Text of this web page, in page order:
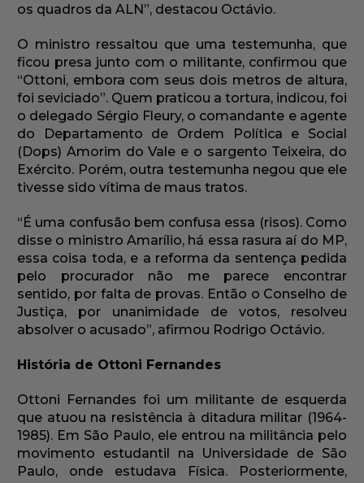
os quadros da ALN”, destacou Octávio.
O ministro ressaltou que uma testemunha, que
ficou presa junto com o militante, confirmou que
“Ottoni, embora com seus dois metros de altura,
foi seviciado”. Quem praticou a tortura, indicou, foi
o delegado Sérgio Fleury, o comandante e agente
do Departamento de Ordem Política e Social
(Dops) Amorim do Vale e o sargento Teixeira, do
Exército. Porém, outra testemunha negou que ele
tivesse sido vítima de maus tratos.
“É uma confusão bem confusa essa (risos). Como
disse o ministro Amarílio, há essa rasura aí do MP,
essa coisa toda, e a reforma da sentença pedida
pelo procurador não me parece encontrar
sentido, por falta de provas. Então o Conselho de
Justiça, por unanimidade de votos, resolveu
absolver o acusado”, afirmou Rodrigo Octávio.
História de Ottoni Fernandes
Ottoni Fernandes foi um militante de esquerda
que atuou na resistência à ditadura militar (1964-
1985). Em São Paulo, ele entrou na militância pelo
movimento estudantil na Universidade de São
Paulo, onde estudava Física. Posteriormente,